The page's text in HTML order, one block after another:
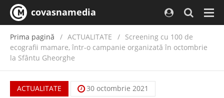
covasnamedia
Prima pagină ACTUALITATE / Screening cu 100 de
ecografii mamare, într-o campanie organizată în octombrie
la Sfântu Gheorghe
ACTUALITATE 30 octombrie 2021